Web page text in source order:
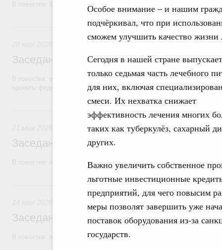
Особое внимание – и нашим
подчёркивал, что при
сможем улучшить качество
Сегодня в нашей стране
только седьмая часть лечебного
для них, включая
смеси. Их нехватка снижает
эффективность лечения многих
таких как туберкулёз, сахарный
других.
Важно увеличить собственное
льготные инвестиционные
предприятий, для чего повысим
меры позволят завершить уже
поставок оборудования из-за
государств.
В повестке: бюджетные ассигнования.
28 мая, четверг
Заседание Правительства (2026 год,
В повестке: об исполнении бюджетов государственных
проекты федеральных законов.
21 мая, четверг
Заседание Правительства (2026 год,
В повестке: проекты федеральных законов.
14 мая, четверг
Заседание Правительства (2026 год,
В повестке: проекты федеральных законов, бюджетные